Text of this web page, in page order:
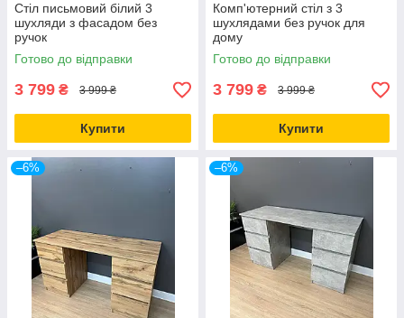
Стіл письмовий білий 3
шухляди з фасадом без
ручок
Готово до відправки
3 799 ₴ 3 999 ₴
Купити
Комп'ютерний стіл з 3
шухлядами без ручок для
дому
Готово до відправки
3 799 ₴ 3 999 ₴
Купити
–6% –6%